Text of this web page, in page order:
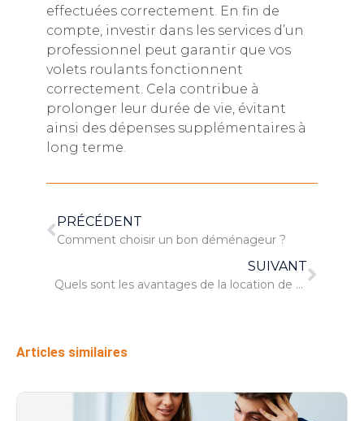
effectuées correctement. En fin de
compte, investir dans les services d’un
professionnel peut garantir que vos
volets roulants fonctionnent
correctement. Cela contribue à
prolonger leur durée de vie, évitant
ainsi des dépenses supplémentaires à
long terme.
PRÉCÉDENT
Comment choisir un bon déménageur ?
SUIVANT
Quels sont les avantages de la location de mobilier évènementiel ?
Articles similaires